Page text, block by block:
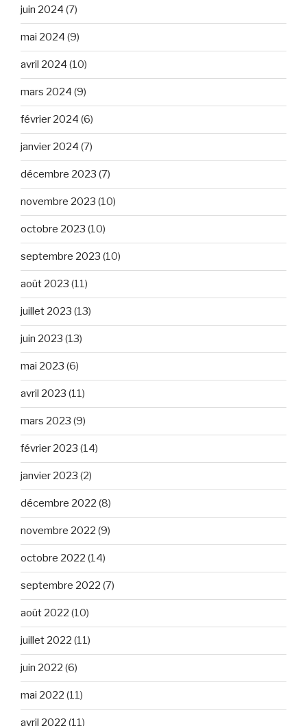
juin 2024 (7)
mai 2024 (9)
avril 2024 (10)
mars 2024 (9)
février 2024 (6)
janvier 2024 (7)
décembre 2023 (7)
novembre 2023 (10)
octobre 2023 (10)
septembre 2023 (10)
août 2023 (11)
juillet 2023 (13)
juin 2023 (13)
mai 2023 (6)
avril 2023 (11)
mars 2023 (9)
février 2023 (14)
janvier 2023 (2)
décembre 2022 (8)
novembre 2022 (9)
octobre 2022 (14)
septembre 2022 (7)
août 2022 (10)
juillet 2022 (11)
juin 2022 (6)
mai 2022 (11)
avril 2022 (11)